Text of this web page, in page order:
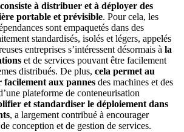
à distribuer et à déployer des
portable et prévisible. Pour cela, les
sont empaquetés dans des
standardisés, isolés et légers, appelés
entreprises s’intéressent désormais à la
et de services pouvant être facilement
distribués. De plus, cela permet au
facilement aux pannes des machines et des
plateforme de conteneurisation
et standardiser le déploiement dans
, a largement contribué à encourager
conception et de gestion de services.